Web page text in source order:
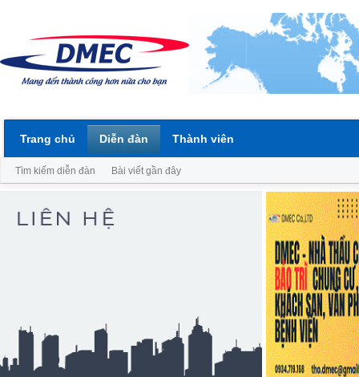
Trang chủ Diễn đàn
Tìm kiếm diễn đàn Bài viết gần đây
Thành viên